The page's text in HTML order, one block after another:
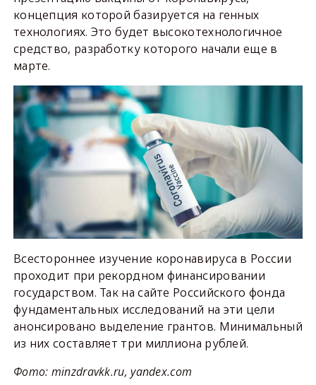
концепция которой базируется на генных
технологиях. Это будет высокотехнологичное
средство, разработку которого начали еще в
марте.
Всестороннее изучение коронавируса в России
проходит при рекордном финансировании
государством. Так на сайте Российского фонда
фундаментальных исследований на эти цели
анонсировано выделение грантов. Минимальный
из них составляет три миллиона рублей.
Фото: minzdravkk.ru, yandex.com